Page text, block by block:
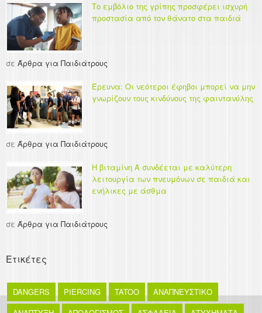
Το εμβόλιο της γρίπης προσφέρει ισχυρή
προστασία από τον θάνατο στα παιδιά
σε Άρθρα για Παιδιάτρους
Έρευνα: Οι νεότεροι έφηβοι μπορεί να μην
γνωρίζουν τους κινδύνους της φαιντανύλης
σε Άρθρα για Παιδιάτρους
Η βιταμίνη Α συνδέεται με καλύτερη
λειτουργία των πνευμόνων σε παιδιά και
ενήλικες με άσθμα
σε Άρθρα για Παιδιάτρους
Ετικέτες
DANGERS PIERCING TATOO
ΑΝΑΠΝΕΥΣΤΙΚΟ